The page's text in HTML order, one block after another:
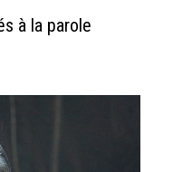
à la parole